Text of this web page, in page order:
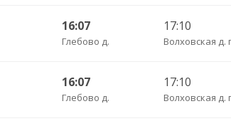
16:07
Глебово д.
17:10
16:07
Глебово д.
17:10